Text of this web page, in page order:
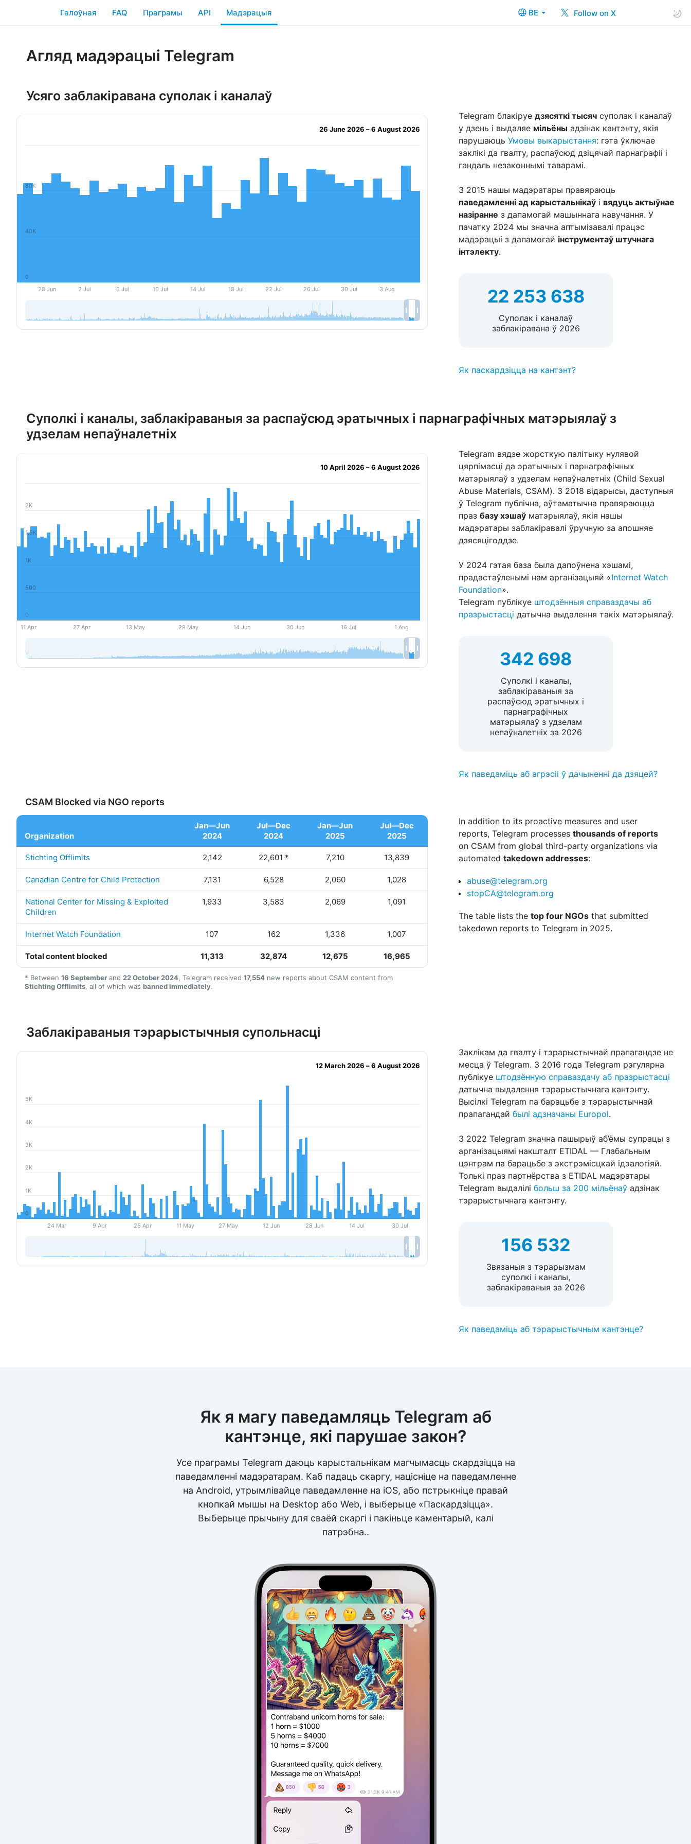
BE Follow on X
Галоўная FAQ Праграмы API Мадэрацыя
Агляд мадэрацыі Telegram
Усяго заблакіравана суполак і каналаў
Telegram блакіруе дзясяткі тысяч суполак і каналаў
у дзень і выдаляе мільёны адзінак кантэнту, якія
парушаюць Умовы выкарыстання: гэта ўключае
заклікі да гвалту, распаўсюд дзіцячай парнаграфіі і
гандаль незаконнымі таварамі.
З 2015 нашы мадэратары правяраюць
паведамленні ад карыстальнікаў і вядуць актыўнае
назіранне з дапамогай машыннага навучання. У
пачатку 2024 мы значна аптымізавалі працэс
мадэрацыі з дапамогай інструментаў штучнага
інтэлекту.
22 253 638
Суполак і каналаў
заблакіравана ў 2026
Як паскардзіцца на кантэнт?
Суполкі і каналы, заблакіраваныя за распаўсюд эратычных і парнаграфічных матэрыялаў з
удзелам непаўналетніх
Telegram вядзе жорсткую палітыку нулявой
цярпімасці да эратычных і парнаграфічных
матэрыялаў з удзелам непаўналетніх (Child Sexual
Abuse Materials, CSAM). З 2018 відарысы, даступныя
ў Telegram публічна, аўтаматычна правяраюцца
праз базу хэшаў матэрыялаў, якія нашы
мадэратары заблакіравалі ўручную за апошняе
дзясяцігоддзе.
У 2024 гэтая база была дапоўнена хэшамі,
прадастаўленымі нам арганізацыяй «Internet Watch
Foundation».
Telegram публікуе штодзённыя справаздачы аб
празрыстасці датычна выдалення такіх матэрыялаў.
342 698
Суполкі і каналы,
заблакіраваныя за
распаўсюд эратычных і
парнаграфічных
матэрыялаў з удзелам
непаўналетніх за 2026
Як паведаміць аб агрэсіі ў дачыненні да дзяцей?
CSAM Blocked via NGO reports
Organization
Jan—Jun
2024
Jul—Dec
2024
Jan—Jun
2025
Jul—Dec
2025
Stichting Offlimits 2,142 22,601 * 7,210 13,839
Canadian Centre for Child Protection 7,131 6,528 2,060 1,028
National Center for Missing & Exploited
Children
1,933 3,583 2,069 1,091
Internet Watch Foundation 107 162 1,336 1,007
Total content blocked 11,313 32,874 12,675 16,965
* Between 16 September and 22 October 2024, Telegram received 17,554 new reports about CSAM content from
Stichting Offlimits, all of which was banned immediately.
In addition to its proactive measures and user
reports, Telegram processes thousands of reports
on CSAM from global third-party organizations via
automated takedown addresses:
abuse@telegram.org
stopCA@telegram.org
The table lists the top four NGOs that submitted
takedown reports to Telegram in 2025.
Заблакіраваныя тэрарыстычныя супольнасці
Заклікам да гвалту і тэрарыстычнай прапагандзе не
месца ў Telegram. З 2016 года Telegram рэгулярна
публікуе штодзённую справаздачу аб празрыстасці
датычна выдалення тэрарыстычнага кантэнту.
Высілкі Telegram па барацьбе з тэрарыстычнай
прапагандай былі адзначаны Europol.
З 2022 Telegram значна пашырыў аб’ёмы супрацы з
арганізацыямі накшталт ETIDAL — Глабальным
цэнтрам па барацьбе з экстрэмісцкай ідэалогіяй.
Толькі праз партнёрства з ETIDAL мадэратары
Telegram выдалілі больш за 200 мільёнаў адзінак
тэрарыстычнага кантэнту.
156 532
Звязаныя з тэрарызмам
суполкі і каналы,
заблакіраваныя за 2026
Як паведаміць аб тэрарыстычным кантэнце?
Як я магу паведамляць Telegram аб
кантэнце, які парушае закон?
Усе праграмы Telegram даюць карыстальнікам магчымасць скардзіцца на
паведамленні мадэратарам. Каб падаць скаргу, націсніце на паведамленне
на Android, утрымлівайце паведамленне на iOS, або пстрыкніце правай
кнопкай мышы на Desktop або Web, і выберыце «Паскардзіцца».
Выберыце прычыну для сваёй скаргі і пакіньце каментарый, калі
патрэбна..